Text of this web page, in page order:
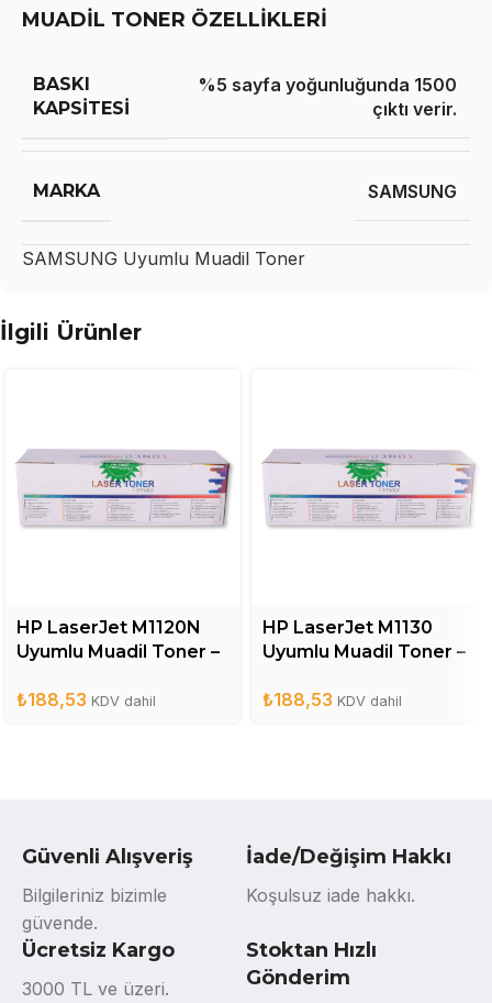
MUADİL TONER ÖZELLİKLERİ
BASKI
KAPSITESI
%5 sayfa yoğunluğunda 1500
çıktı verir.
MARKA SAMSUNG
SAMSUNG Uyumlu Muadil Toner
İlgili Ürünler
HP LaserJet M1120N
Uyumlu Muadil Toner –
₺188,53 KDV dahil
HP LaserJet M1130
Uyumlu Muadil Toner –
₺188,53 KDV dahil
Güvenli Alışveriş
Bilgileriniz bizimle
güvende.
İade/Değişim Hakkı
Koşulsuz iade hakkı.
Ücretsiz Kargo
3000 TL ve üzeri.
Stoktan Hızlı
Gönderim